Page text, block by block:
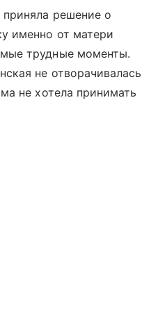
приняла решение о
именно от матери
трудные моменты.
не отворачивалась
не хотела принимать